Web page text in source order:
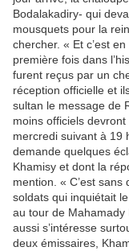
Bodalakadiry- qui
mousquets pour la
chercher. « Et c’est
première fois dans
furent reçus par un
réception officielle et
sultan le message de
moins officiels
mercredi suivant à 19
demande quelques
Khamisy et dont la
mention. « C’est
soldats qui inquiétait
au tour de Mahamady
aussi s’intéresse
deux émissaires,